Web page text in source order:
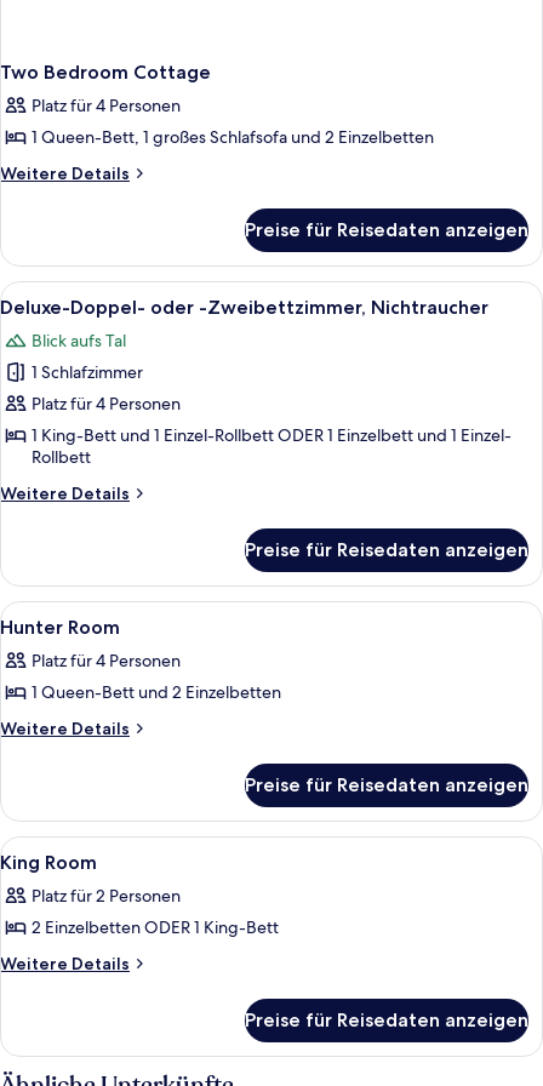
Two Bedroom Cottage
Platz für 4 Personen
1 Queen-Bett, 1 großes Schlafsofa und 2 Einzelbetten
Weitere Details
Weitere
Bedroom
Cottage
Preise für Reisedaten anzeigen
Alle
Fotos
für
Deluxe-
Doppel-
oder
Zweibettzimmer,
Deluxe-Doppel- oder -
1
Deluxe-Doppel- oder -Zweibettzimmer, Nichtraucher
Blick aufs Tal
1 Schlafzimmer
Platz für 4 Personen
1 King-Bett und 1 Einzel-Rollbett ODER 1 Einzelbett und 1 Einzel-
Rollbett
Weitere Details
Weitere
Doppel-
oder
-
Nichtraucher
Preise für Reisedaten anzeigen
Alle
Fotos
für
Hunter
Room
Zwei Personen auf einem Bett mit
3
Hunter Room
Platz für 4 Personen
1 Queen-Bett und 2 Einzelbetten
Weitere Details
Weitere
Room
Preise für Reisedaten anzeigen
Alle
Fotos
für
King
Room
Ein Hotelzimmer mit Bett, Sofa,
5
King Room
Platz für 2 Personen
2 Einzelbetten ODER 1 King-Bett
Weitere Details
Weitere
Room
Preise für Reisedaten anzeigen